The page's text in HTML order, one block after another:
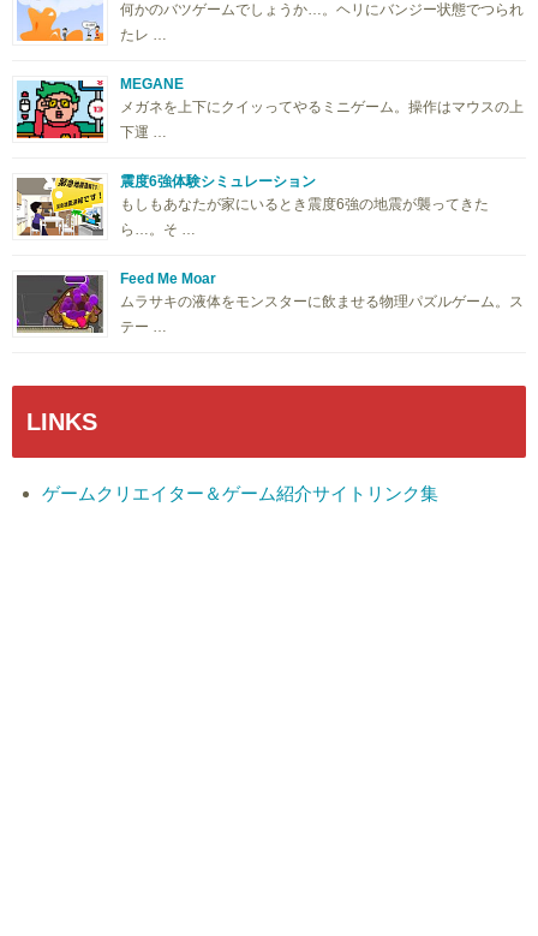
何かのバツゲームでしょうか…。ヘリにバンジー状態でつられ
たレ …
MEGANE
メガネを上下にクイッってやるミニゲーム。操作はマウスの上
下運 …
震度6強体験シミュレーション
もしもあなたが家にいるとき震度6強の地震が襲ってきた
ら…。そ …
Feed Me Moar
ムラサキの液体をモンスターに飲ませる物理パズルゲーム。ス
テー …
LINKS
ゲームクリエイター＆ゲーム紹介サイトリンク集